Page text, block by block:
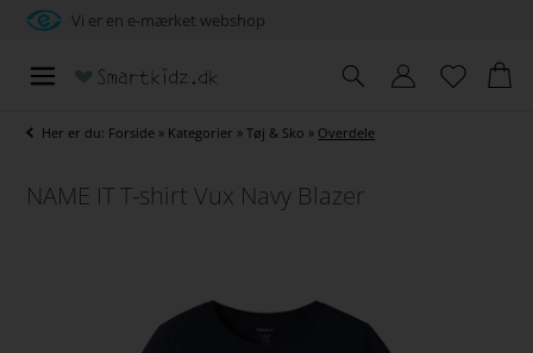
Vi er en e-mærket webshop
Her er du: Forside » Kategorier »Tøj & Sko » Overdele
NAME IT T-shirt Vux Navy Blazer